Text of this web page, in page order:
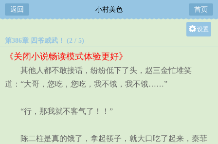
返回 小村美色 首页
设置
中
第386章 四爷威武！ (2 / 5)
《关闭小说畅读模式体验更好》
其他人都不敢接话，纷纷低下了头，赵三金忙堆笑
道：“大哥，您吃，您吃，我不饿，我不饿……”
“行，那我就不客气了！！”
陈二柱是真的饿了，拿起筷子，就大口吃了起来，秦菲